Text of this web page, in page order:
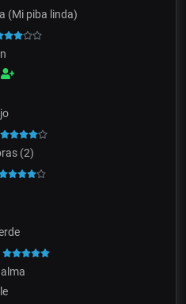
(Mi piba linda)
(2)